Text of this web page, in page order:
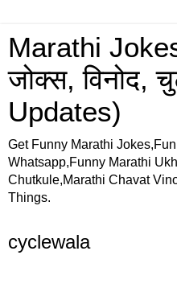
Marathi
जोक्स, विनोद,
Updates)
Get Funny Marathi
Whatsapp,Funny Marathi
Chutkule,Marathi Chavat
Things.
cyclewala